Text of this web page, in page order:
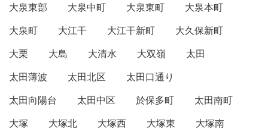
大泉東部
大泉中町 大泉東町
大泉本町
大泉町
大江干 大江干新町
大久保新町
大栗
大島 大清水 大双嶺
太田
太田薄波
太田北区
太田口通り
太田向陽台
太田中区 於保多町
太田南町
大塚
大塚北 大塚西 大塚東
大塚南